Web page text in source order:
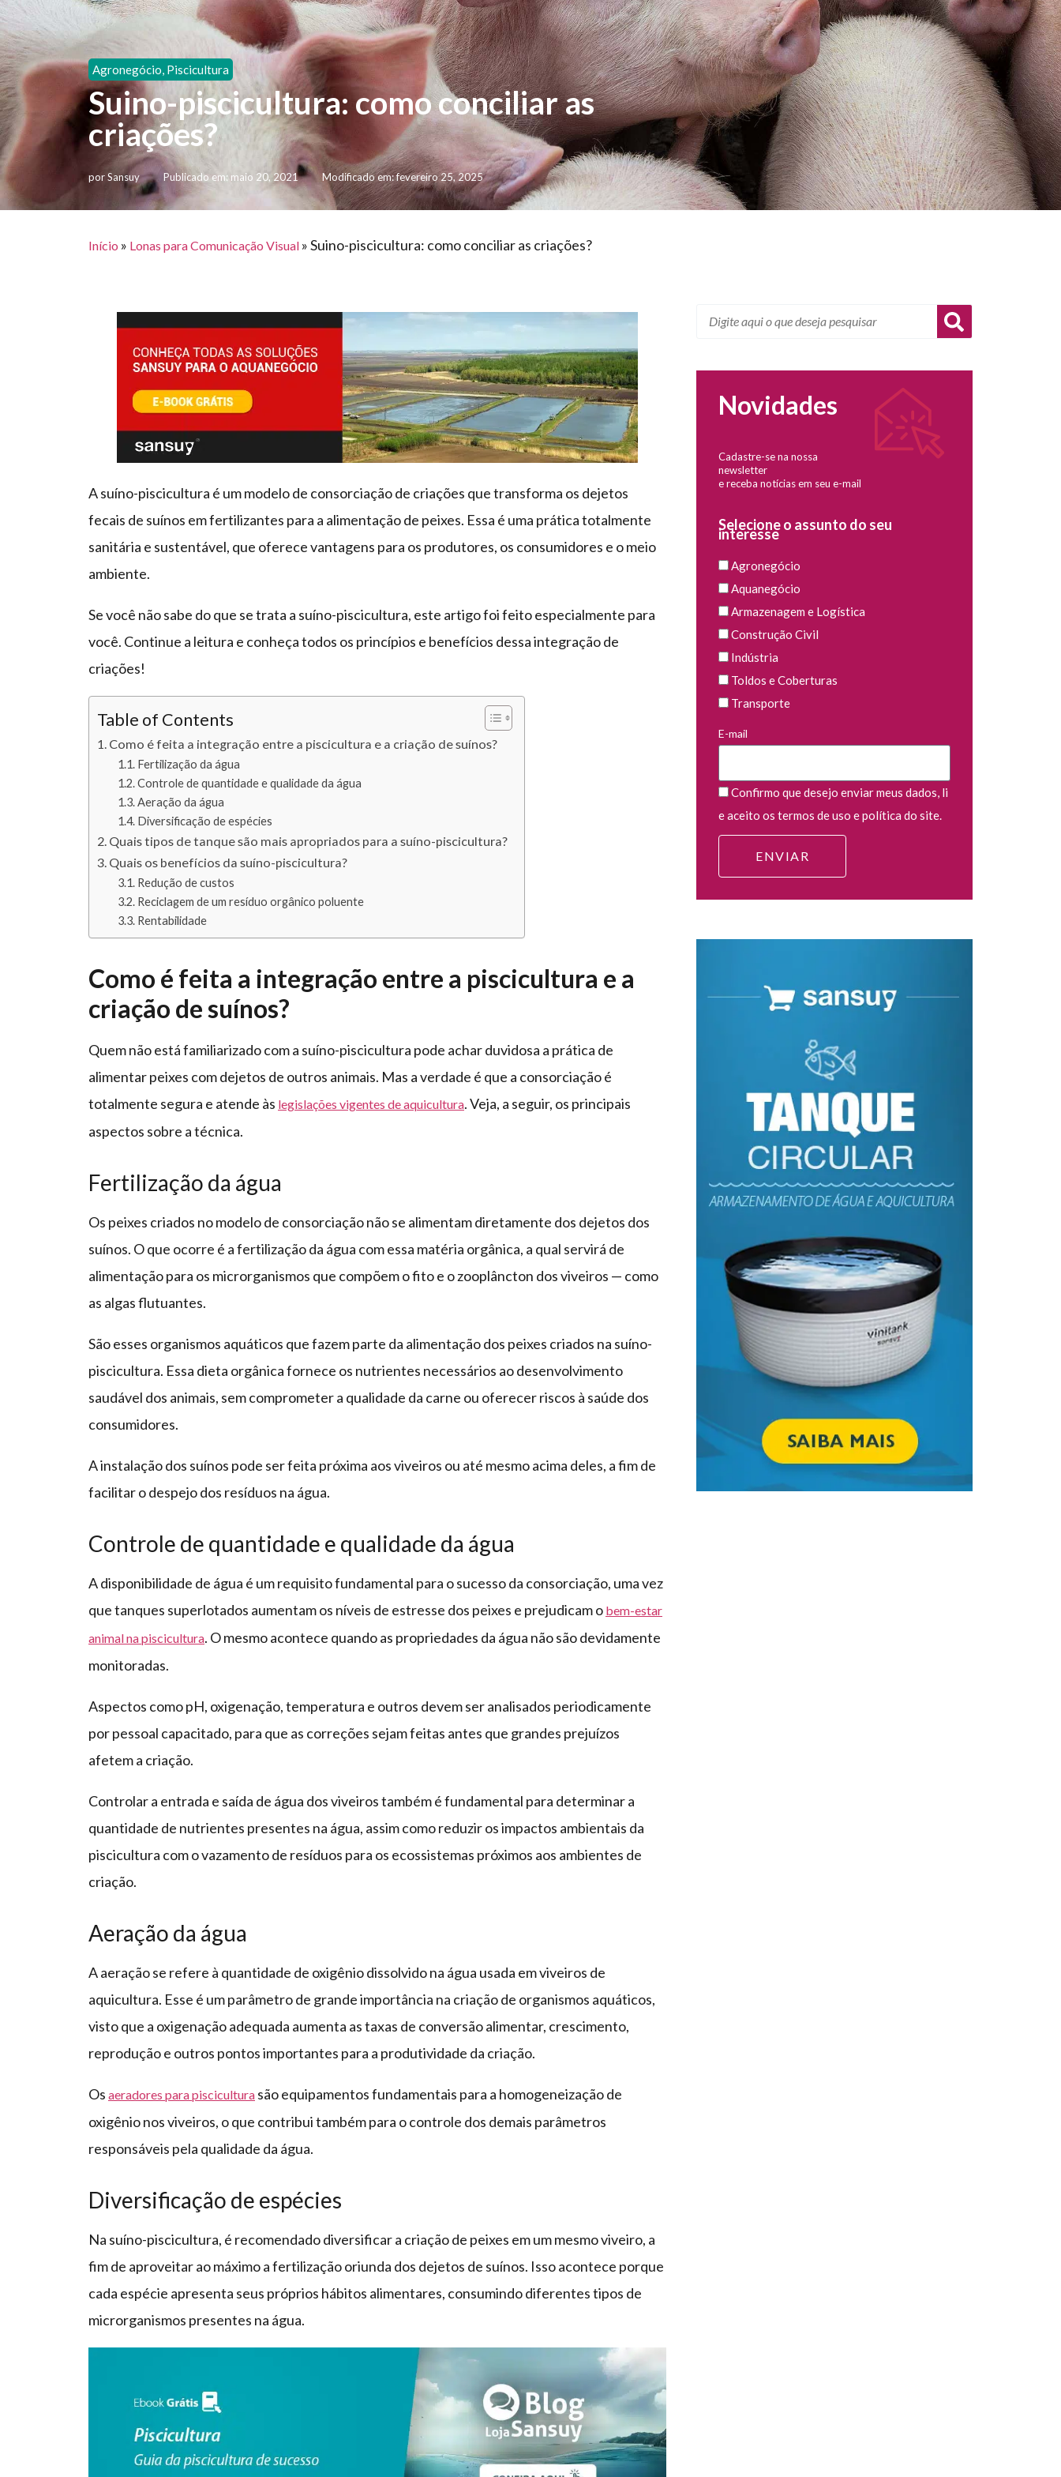
Agronegócio, Piscicultura
Suino-piscicultura: como conciliar as
criações?
porSansuy Publicado em: maio 20, 2021 Modificado em: fevereiro 25, 2025
Início » Lonas para Comunicação Visual »Suino-piscicultura: como conciliar as criações?
A suíno-piscicultura é um modelo de consorciação de criações que transforma os dejetos
fecais de suínos em fertilizantes para a alimentação de peixes. Essa é uma prática totalmente
sanitária e sustentável, que oferece vantagens para os produtores, os consumidores e o meio
ambiente.
Se você não sabe do que se trata a suíno-piscicultura, este artigo foi feito especialmente para
você. Continue a leitura e conheça todos os princípios e benefícios dessa integração de
criações!
Table of Contents
Como é feita a integração entre a piscicultura e a criação de suínos?
Fertilização da água
Controle de quantidade e qualidade da água
Aeração da água
Diversificação de espécies
Quais tipos de tanque são mais apropriados para a suíno-piscicultura?
Quais os benefícios da suíno-piscicultura?
Redução de custos
Reciclagem de um resíduo orgânico poluente
Rentabilidade
Como é feita a integração entre a piscicultura e a
criação de suínos?
Quem não está familiarizado com a suíno-piscicultura pode achar duvidosa a prática de
alimentar peixes com dejetos de outros animais. Mas a verdade é que a consorciação é
totalmente segura e atende às legislações vigentes de aquicultura. Veja, a seguir, os principais
aspectos sobre a técnica.
Fertilização da água
Os peixes criados no modelo de consorciação não se alimentam diretamente dos dejetos dos
suínos. O que ocorre é a fertilização da água com essa matéria orgânica, a qual servirá de
alimentação para os microrganismos que compõem o fito e o zooplâncton dos viveiros — como
as algas flutuantes.
São esses organismos aquáticos que fazem parte da alimentação dos peixes criados na suíno-
piscicultura. Essa dieta orgânica fornece os nutrientes necessários ao desenvolvimento
saudável dos animais, sem comprometer a qualidade da carne ou oferecer riscos à saúde dos
consumidores.
A instalação dos suínos pode ser feita próxima aos viveiros ou até mesmo acima deles, a fim de
facilitar o despejo dos resíduos na água.
Controle de quantidade e qualidade da água
A disponibilidade de água é um requisito fundamental para o sucesso da consorciação, uma vez
que tanques superlotados aumentam os níveis de estresse dos peixes e prejudicam o bem-estar
animal na piscicultura. O mesmo acontece quando as propriedades da água não são devidamente
monitoradas.
Aspectos como pH, oxigenação, temperatura e outros devem ser analisados periodicamente
por pessoal capacitado, para que as correções sejam feitas antes que grandes prejuízos
afetem a criação.
Controlar a entrada e saída de água dos viveiros também é fundamental para determinar a
quantidade de nutrientes presentes na água, assim como reduzir os impactos ambientais da
piscicultura com o vazamento de resíduos para os ecossistemas próximos aos ambientes de
criação.
Aeração da água
A aeração se refere à quantidade de oxigênio dissolvido na água usada em viveiros de
aquicultura. Esse é um parâmetro de grande importância na criação de organismos aquáticos,
visto que a oxigenação adequada aumenta as taxas de conversão alimentar, crescimento,
reprodução e outros pontos importantes para a produtividade da criação.
Os aeradores para piscicultura são equipamentos fundamentais para a homogeneização de
oxigênio nos viveiros, o que contribui também para o controle dos demais parâmetros
responsáveis pela qualidade da água.
Diversificação de espécies
Na suíno-piscicultura, é recomendado diversificar a criação de peixes em um mesmo viveiro, a
fim de aproveitar ao máximo a fertilização oriunda dos dejetos de suínos. Isso acontece porque
cada espécie apresenta seus próprios hábitos alimentares, consumindo diferentes tipos de
microrganismos presentes na água.
Novidades
Cadastre-se na nossa
newsletter
e receba notícias em seu e-mail
Selecione o assunto do seu
interesse
Agronegócio
Aquanegócio
Armazenagem e Logística
Construção Civil
Indústria
Toldos e Coberturas
Transporte
E-mail
Confirmo que desejo enviar meus dados, li
e aceito os termos de uso e política do site.